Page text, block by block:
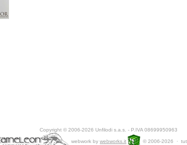
Copyright © 2006-2026 Unfilodi s.a.s. - P.IVA 08699950963
webwork by webworks.it © 2006-2026 ·